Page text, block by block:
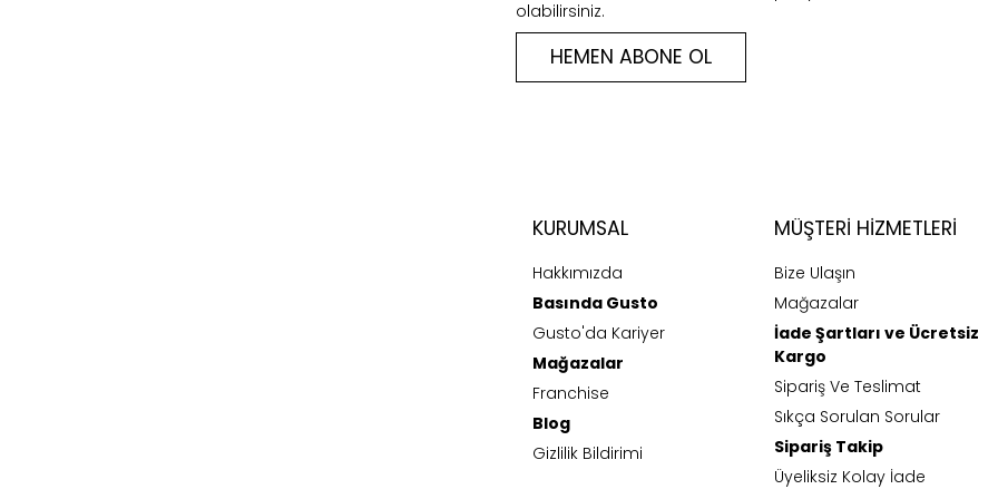
olabilirsiniz.
HEMEN ABONE OL
KURUMSAL
Hakkımızda
Basında Gusto
Gusto'da Kariyer
Mağazalar
Franchise
Blog
Gizlilik Bildirimi
MÜŞTERI HIZMETLERI
Bize Ulaşın
Mağazalar
İade Şartları ve Ücretsiz
Kargo
Sipariş Ve Teslimat
Sıkça Sorulan Sorular
Sipariş Takip
Üyeliksiz Kolay İade